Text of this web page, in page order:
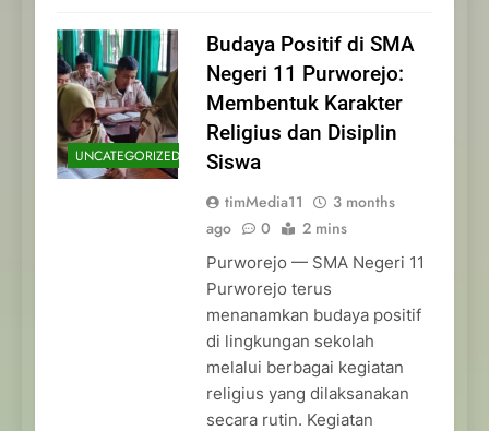
UNCATEGORIZED
Budaya Positif di SMA
Negeri 11 Purworejo:
Membentuk Karakter
Religius dan Disiplin
Siswa
timMedia11
3 months
ago
0 2 mins
Purworejo — SMA Negeri 11
Purworejo terus
menanamkan budaya positif
di lingkungan sekolah
melalui berbagai kegiatan
religius yang dilaksanakan
secara rutin. Kegiatan